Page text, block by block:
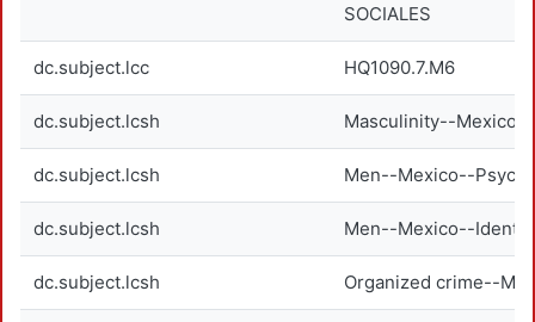
SOCIALES
dc.subject.lcc HQ1090.7.M6
dc.subject.lcsh Masculinity--Mexico.
dc.subject.lcsh Men--Mexico--
dc.subject.lcsh Men--Mexico--
dc.subject.lcsh Organized crime--